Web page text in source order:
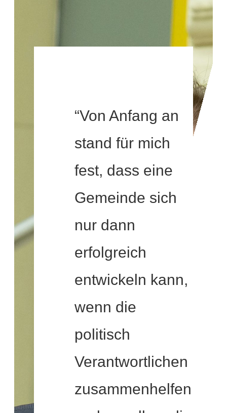
“Von Anfang an
stand für mich
fest, dass eine
Gemeinde sich
nur dann
erfolgreich
entwickeln kann,
wenn die
politisch
Verantwortlichen
zusammenhelfen